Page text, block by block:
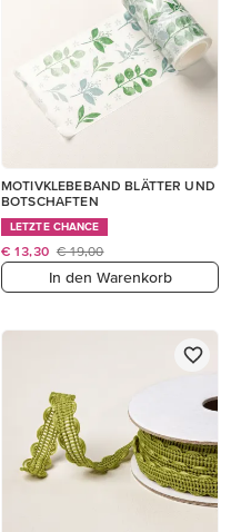
MOTIVKLEBEBAND BLÄTTER UND
BOTSCHAFTEN
LETZTE CHANCE
€ 13,30 € 19,00
In den Warenkorb